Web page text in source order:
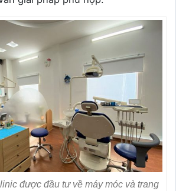
được đầu tư về máy móc và trang